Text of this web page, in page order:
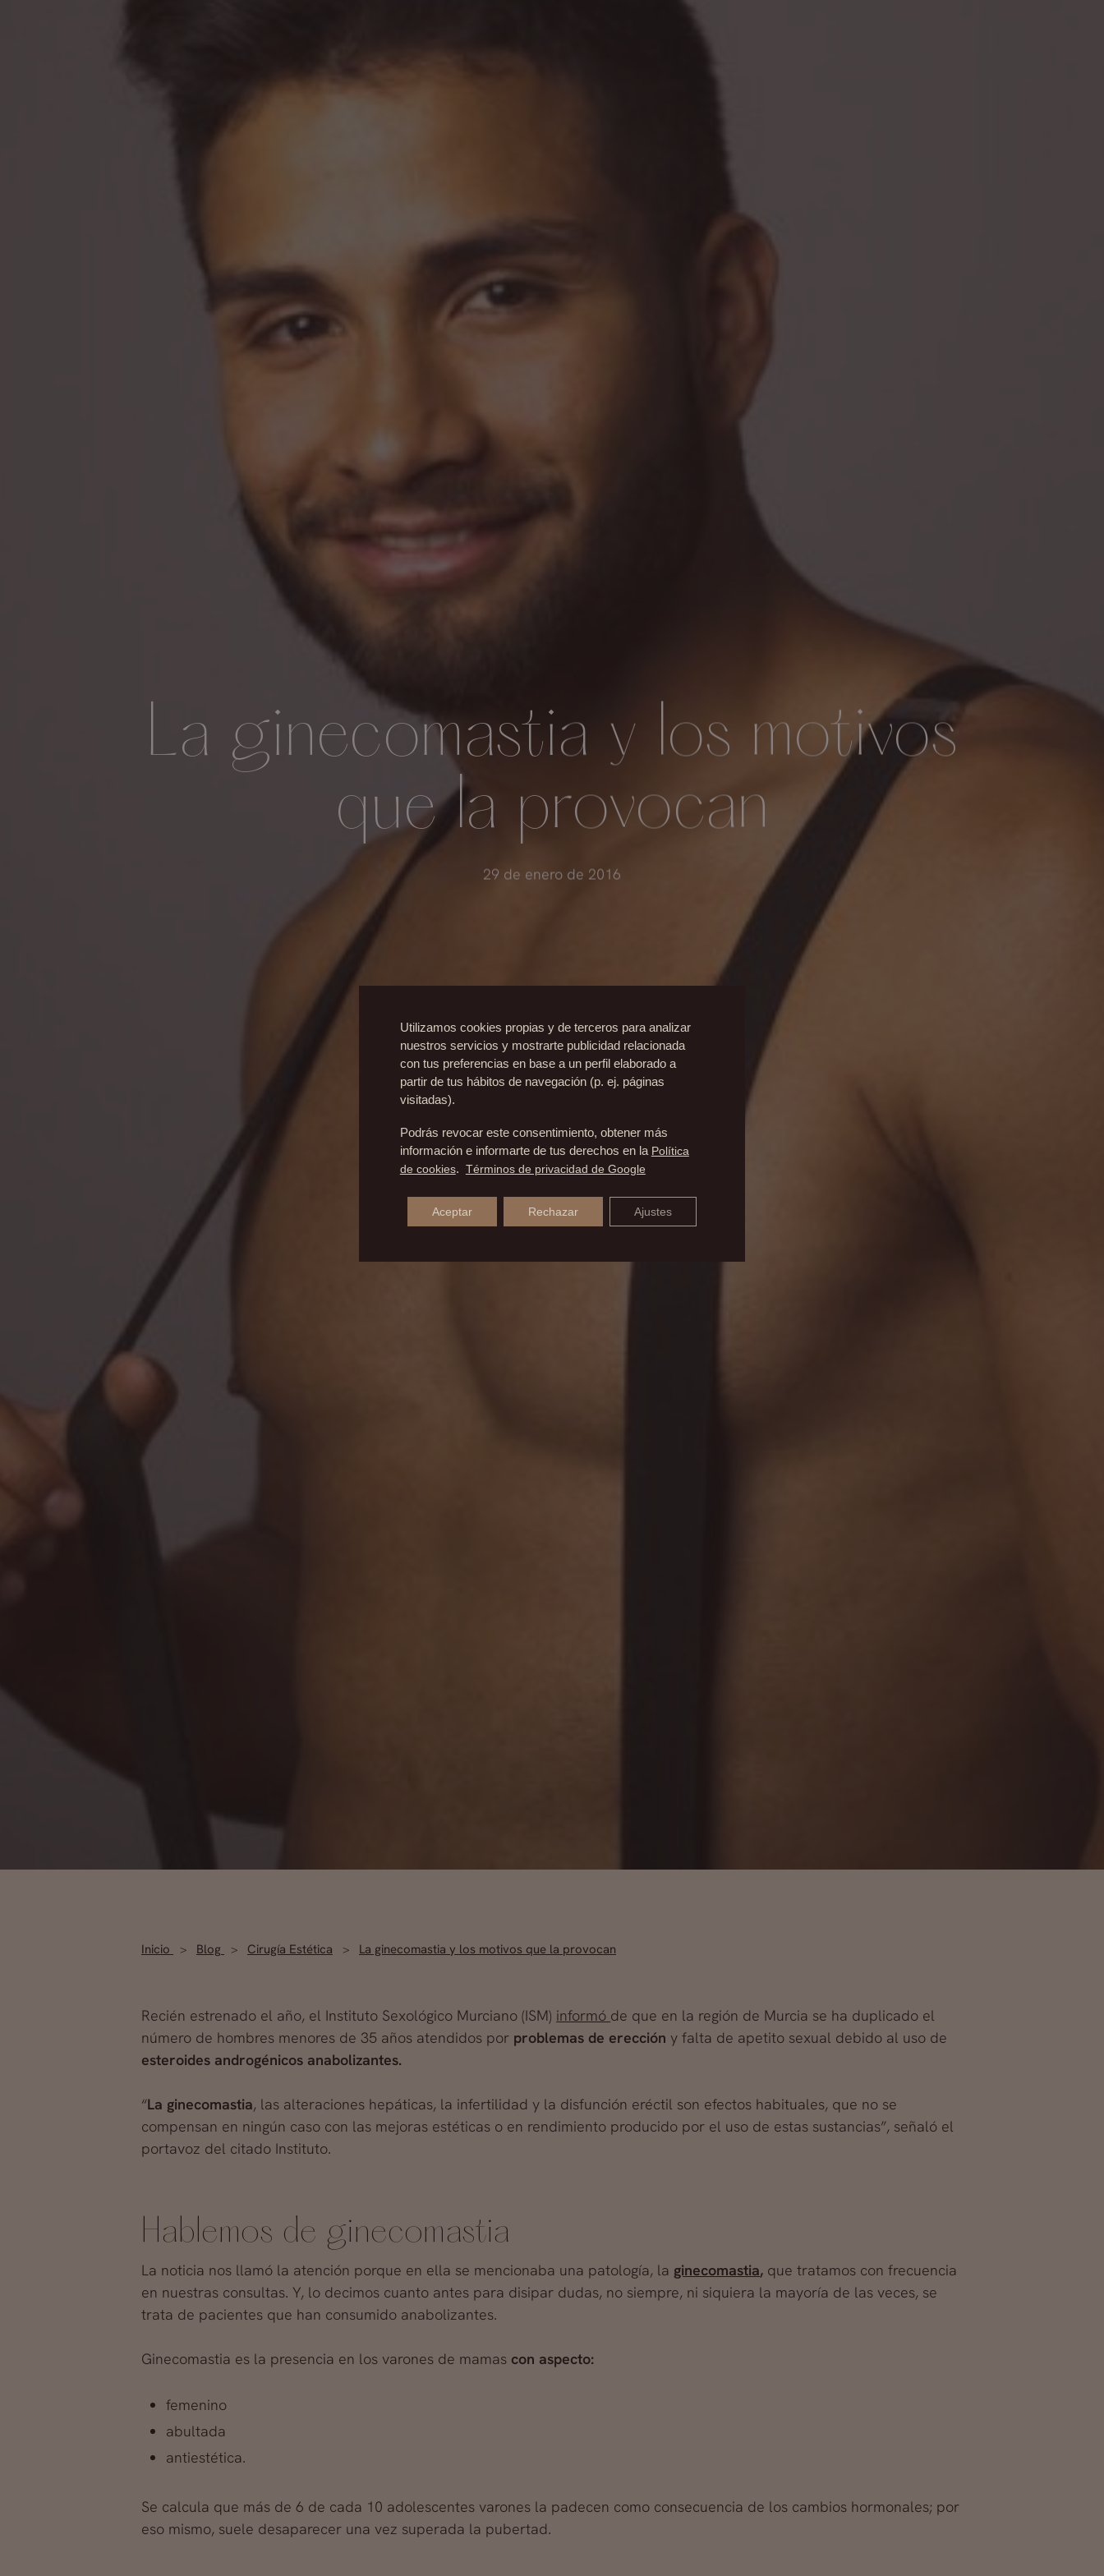
La ginecomastia y los motivos
que la provocan
29 de enero de 2016
Inicio Blog Cirugía Estética La ginecomastia y los motivos que la provocan
Recién estrenado el año, el Instituto Sexológico Murciano (ISM) informó de que en la región de Murcia se ha duplicado el
número de hombres menores de 35 años atendidos por problemas de erección y falta de apetito sexual debido al uso de
esteroides androgénicos anabolizantes.
“La ginecomastia, las alteraciones hepáticas, la infertilidad y la disfunción eréctil son efectos habituales, que no se
compensan en ningún caso con las mejoras estéticas o en rendimiento producido por el uso de estas sustancias”, señaló el
portavoz del citado Instituto.
Hablemos de ginecomastia
La noticia nos llamó la atención porque en ella se mencionaba una patología, la ginecomastia, que tratamos con frecuencia
en nuestras consultas. Y, lo decimos cuanto antes para disipar dudas, no siempre, ni siquiera la mayoría de las veces, se
trata de pacientes que han consumido anabolizantes.
Ginecomastia es la presencia en los varones de mamas con aspecto:
femenino
abultada
antiestética.
Se calcula que más de 6 de cada 10 adolescentes varones la padecen como consecuencia de los cambios hormonales; por
eso mismo, suele desaparecer una vez superada la pubertad.
Utilizamos cookies propias y de terceros para analizar
nuestros servicios y mostrarte publicidad relacionada
con tus preferencias en base a un perfil elaborado a
partir de tus hábitos de navegación (p. ej. páginas
visitadas).
Podrás revocar este consentimiento, obtener más
información e informarte de tus derechos en la Política
de cookies. Términos de privacidad de Google
Aceptar Rechazar Ajustes